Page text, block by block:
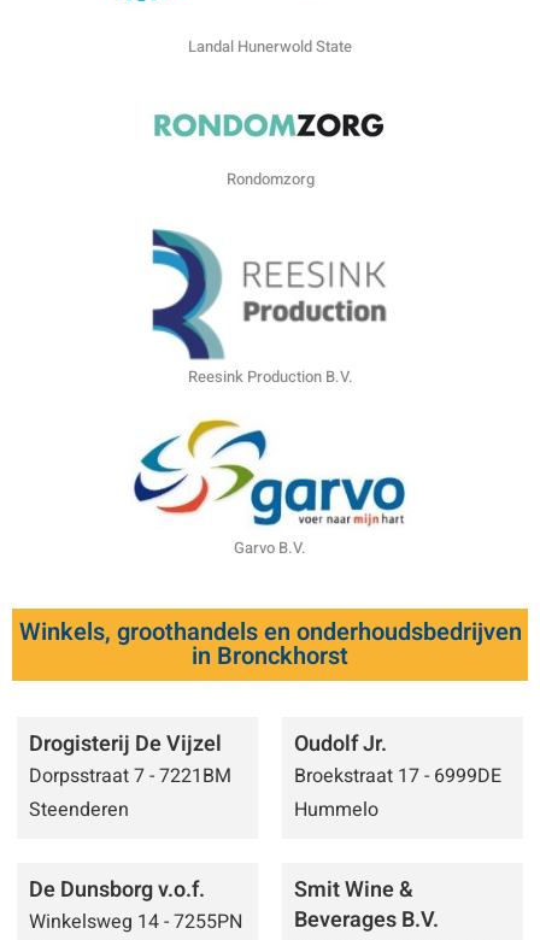
Landal Hunerwold State
Rondomzorg
Reesink Production B.V.
Garvo B.V.
Winkels, groothandels en onderhoudsbedrijven
in Bronckhorst
Drogisterij De Vijzel
Dorpsstraat 7 - 7221BM
Steenderen
Oudolf Jr.
Broekstraat 17 - 6999DE
Hummelo
De Dunsborg v.o.f.
Winkelsweg 14 - 7255PN
Smit Wine &
Beverages B.V.